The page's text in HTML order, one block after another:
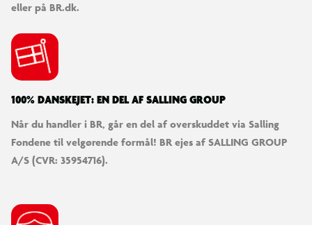
eller på BR.dk.
100% DANSKEJET: EN DEL AF SALLING GROUP
Når du handler i BR, går en del af overskuddet via Salling
Fondene til velgørende formål! BR ejes af SALLING GROUP
A/S (CVR: 35954716).